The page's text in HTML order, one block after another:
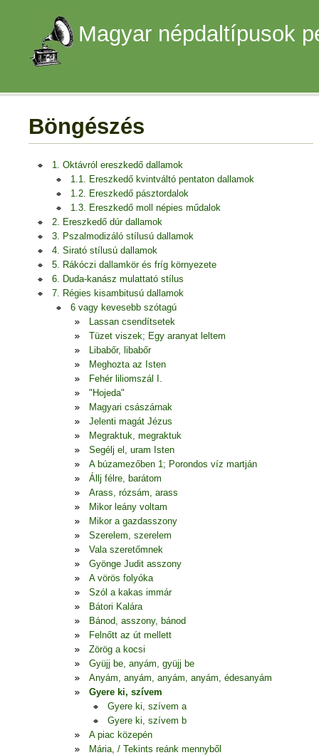
Magyar népdaltípusok
Böngészés
1. Oktávról ereszkedő dallamok
1.1. Ereszkedő kvintváltó pentaton dallamok
1.2. Ereszkedő pásztordalok
1.3. Ereszkedő moll népies műdalok
2. Ereszkedő dúr dallamok
3. Pszalmodizáló stílusú dallamok
4. Sirató stílusú dallamok
5. Rákóczi dallamkör és fríg környezete
6. Duda-kanász mulattató stílus
7. Régies kisambitusú dallamok
6 vagy kevesebb szótagú
Lassan csendítsetek
Tüzet viszek; Egy aranyat leltem
Libabőr, libabőr
Meghozta az Isten
Fehér liliomszál I.
"Hojeda"
Magyari császárnak
Jelenti magát Jézus
Megraktuk, megraktuk
Segélj el, uram Isten
A búzamezőben 1; Porondos víz martján
Állj félre, barátom
Arass, rózsám, arass
Mikor leány voltam
Mikor a gazdasszony
Szerelem, szerelem
Vala szeretőmnek
Gyönge Judit asszony
A vörös folyóka
Szól a kakas immár
Bátori Kalára
Bánod, asszony, bánod
Felnőtt az út mellett
Zörög a kocsi
Gyüjj be, anyám, gyüjj be
Anyám, anyám, anyám, anyám, édesanyám
Gyere ki, szívem
Gyere ki, szívem a
Gyere ki, szívem b
A piac közepén
Mária, / Tekints reánk mennyből